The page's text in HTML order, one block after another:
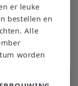
er leuke
bestellen en
Alle
worden